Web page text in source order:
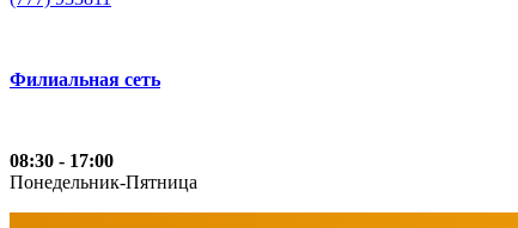
Филиальная сеть
08:30 - 17:00
Понедельник-Пятница